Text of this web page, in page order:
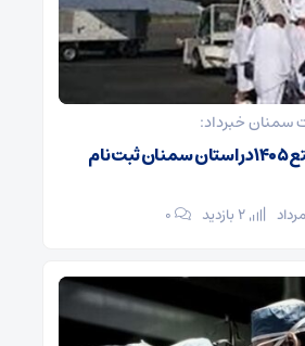
‌سمنان خبرداد:
۸۰۱ نفر برای حج تمتع ۱۴۰۵ در استان سمنان ثبت نام
۰